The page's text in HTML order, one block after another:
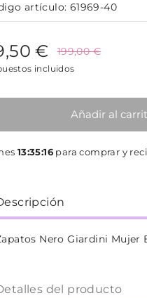
artículo: 61969-40
€ 199,00 €
incluidos
Añadir al
13:35:15 para comprar y
Nero Giardini Mujer
del producto